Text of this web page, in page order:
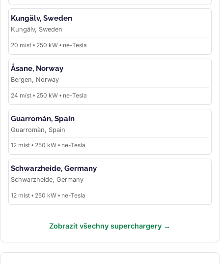
Kungälv, Sweden
Kungälv, Sweden
20 míst • 250 kW • ne-Tesla
Åsane, Norway
Bergen, Norway
24 míst • 250 kW • ne-Tesla
Guarromán, Spain
Guarromàn, Spain
12 míst • 250 kW • ne-Tesla
Schwarzheide, Germany
Schwarzheide, Germany
12 míst • 250 kW • ne-Tesla
Zobrazit všechny superchargery →